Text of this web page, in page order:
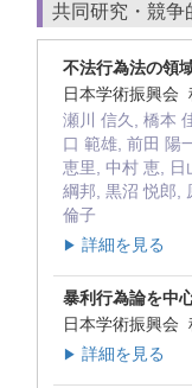
共同研究・競争
不法行為法の領
日本学術振興会
瀬川 信久, 橋本
口 範雄, 前田 陽
恵里, 中村 恵, 日
綱邦, 黒沼 悦郎,
倫子
▶ 詳細を見る
暴利行為論を中
日本学術振興会
▶ 詳細を見る